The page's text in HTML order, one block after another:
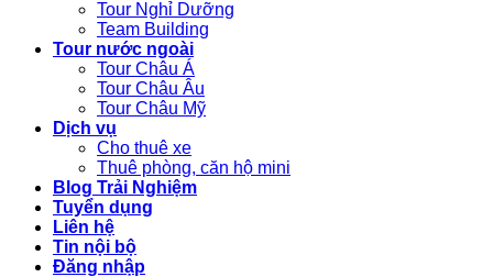
Tour Nghỉ Dưỡng
Team Building
Tour nước ngoài
Tour Châu Á
Tour Châu Âu
Tour Châu Mỹ
Dịch vụ
Cho thuê xe
Thuê phòng, căn hộ mini
Blog Trải Nghiệm
Tuyển dụng
Liên hệ
Tin nội bộ
Đăng nhập